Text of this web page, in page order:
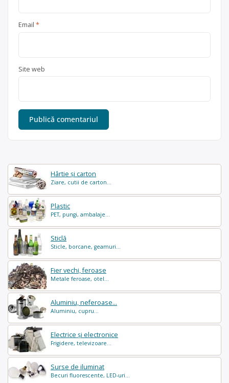
Hârtie și carton
Ziare, cutii de carton...
Plastic
PET, pungi, ambalaje...
Sticlă
Sticle, borcane, geamuri...
Fier vechi, feroase
Metale feroase, otel...
Aluminiu, neferoase...
Aluminiu, cupru...
Electrice și electronice
Frigidere, televizoare...
Surse de iluminat
Becuri fluorescente, LED-uri...
Email *
Site web